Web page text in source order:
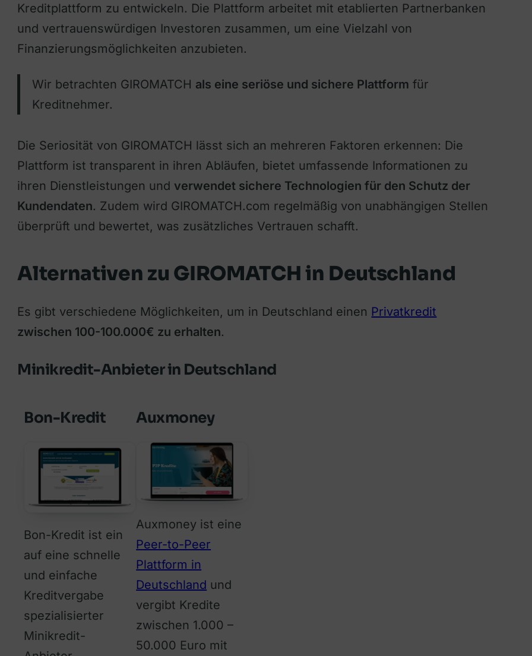
Kreditplattform zu entwickeln. Die Plattform arbeitet mit etablierten Partnerbanken
und vertrauenswürdigen Investoren zusammen, um eine Vielzahl von
Finanzierungsmöglichkeiten anzubieten.
Wir betrachten GIROMATCH als eine seriöse und sichere Plattform für
Kreditnehmer.
Die Seriosität von GIROMATCH lässt sich an mehreren Faktoren erkennen: Die
Plattform ist transparent in ihren Abläufen, bietet umfassende Informationen zu
ihren Dienstleistungen undverwendet sichere Technologien für den Schutz der
Kundendaten. Zudem wird GIROMATCH.com regelmäßig von unabhängigen Stellen
überprüft und bewertet, was zusätzliches Vertrauen schafft.
Alternativen zu GIROMATCH in Deutschland
Es gibt verschiedene Möglichkeiten, um in Deutschland einen Privatkredit
zwischen 100-100.000€ zu erhalten.
Minikredit-Anbieter in Deutschland
Bon-Kredit
Bon-Kredit ist ein
auf eine schnelle
und einfache
Kreditvergabe
spezialisierter
Minikredit-
Auxmoney
Auxmoney ist eine
Peer-to-Peer
Plattform in
Deutschland und
vergibt Kredite
zwischen 1.000 –
50.000 Euro mit